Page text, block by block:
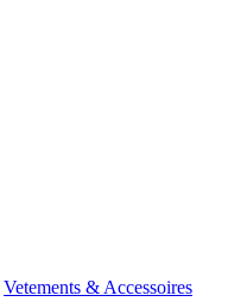
Vetements & Accessoires